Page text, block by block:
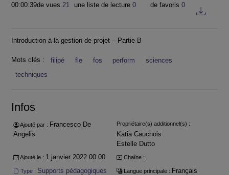
00:00:39de vues 21
une liste de lecture 0
de favoris0
Introduction à la gestion de projet – Partie B
Mots clés : filipé fle fos perform
sciences
techniques
Infos
Ajouté par : Francesco De
Angelis
Propriétaire(s) additionnel(s) :
Katia Cauchois
Estelle Dutto
Ajouté le : 1 janvier 2022 00:00 Chaîne :
Type : Supports pédagogiques Langue principale : Français